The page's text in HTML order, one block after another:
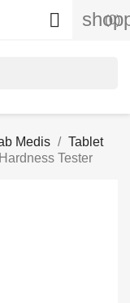
(0)

Medis
Tablet
Tester